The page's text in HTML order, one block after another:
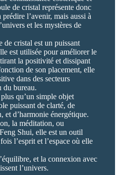
de cristal représente donc
l’avenir, mais aussi à
et les mystères de
de cristal est un puissant
est utilisée pour améliorer le
la positivité et dissipant
de son placement, elle
dans des secteurs
du bureau.
qu’un simple objet
puissant de clarté, de
et d’harmonie énergétique.
la méditation, ou
Shui, elle est un outil
l’esprit et l’espace où elle
et la connexion avec
l’univers.